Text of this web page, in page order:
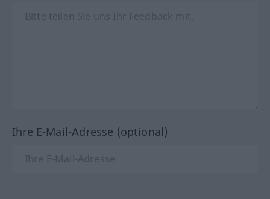
Ihre E-Mail-Adresse (optional)